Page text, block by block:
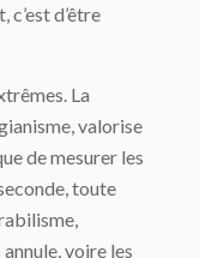
c’est d’être
La
valorise
de mesurer les
toute
voire les